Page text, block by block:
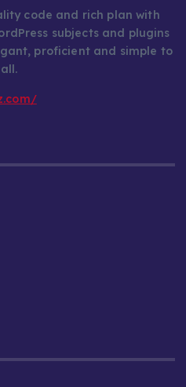
code and rich plan with
subjects and plugins
proficient and simple to